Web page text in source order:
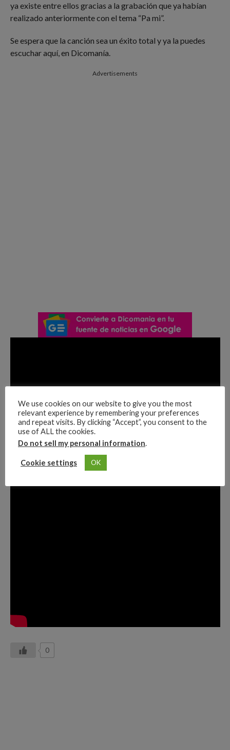
ya existe entre ellos gracias a la grabación que ya habían
realizado anteriormente con el tema “Pa mi”.
Se espera que la canción sea un éxito total y ya la puedes
escuchar aquí, en Dicomanía.
Advertisements
0
We use cookies on our website to give you the most
relevant experience by remembering your preferences
and repeat visits. By clicking “Accept”, you consent to the
use of ALL the cookies.
Do not sell my personal information.
Cookie settings OK